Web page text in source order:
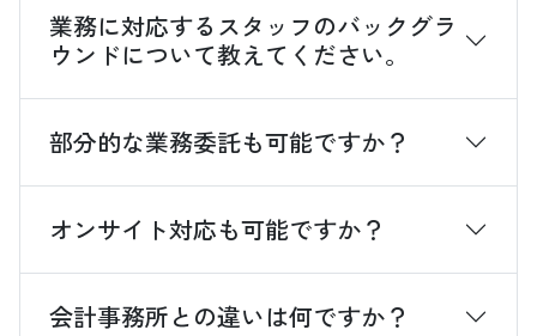
業務に対応するスタッフのバックグラ
ウンドについて教えてください。
部分的な業務委託も可能ですか？
オンサイト対応も可能ですか？
会計事務所との違いは何ですか？